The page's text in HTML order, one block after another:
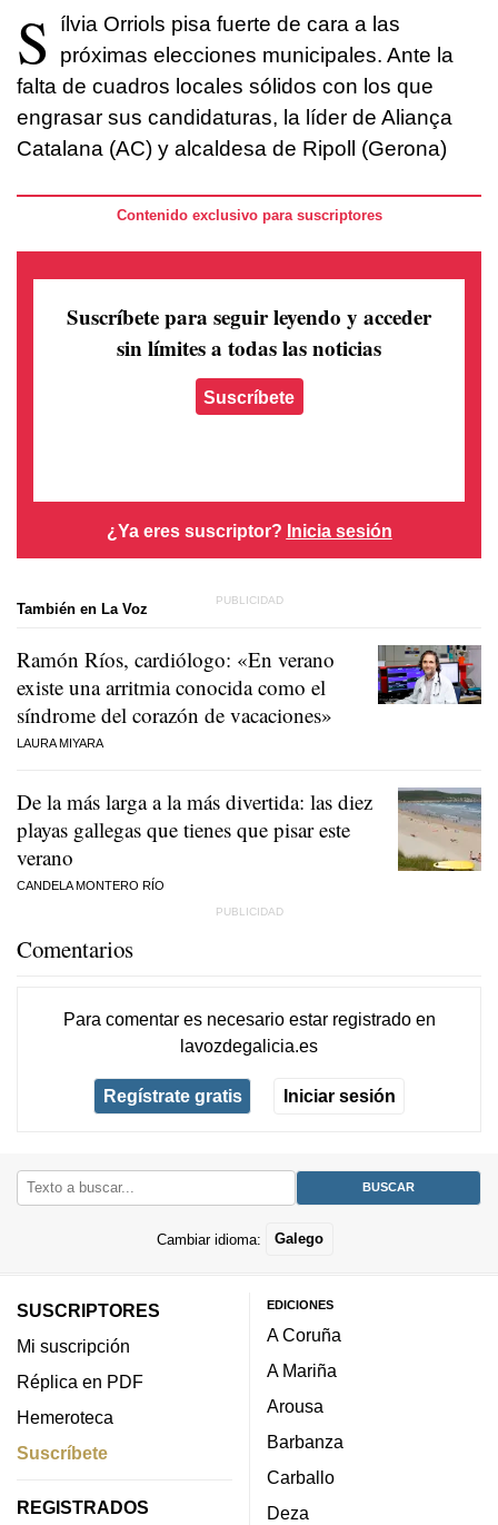
S
ílvia Orriols pisa fuerte de cara a las
próximas elecciones municipales. Ante la
falta de cuadros locales sólidos con los que
engrasar sus candidaturas, la líder de Aliança
Catalana (AC) y alcaldesa de Ripoll (Gerona)
Contenido exclusivo para suscriptores
Suscríbete para seguir leyendo y acceder
sin límites a todas las noticias
Suscríbete
¿Ya eres suscriptor? Inicia sesión
También en La Voz
Ramón Ríos, cardiólogo: «En verano
existe una arritmia conocida como el
síndrome del corazón de vacaciones»
LAURA MIYARA
De la más larga a la más divertida: las diez
playas gallegas que tienes que pisar este
verano
CANDELA MONTERO RÍO
Comentarios
Para comentar es necesario estar registradoen
lavozdegalicia.es
Regístrate gratis Iniciar sesión
Cambiar idioma: Galego
SUSCRIPTORES
Mi suscripción
Réplica en PDF
Hemeroteca
Suscríbete
REGISTRADOS
EDICIONES
A Coruña
A Mariña
Arousa
Barbanza
Carballo
Deza